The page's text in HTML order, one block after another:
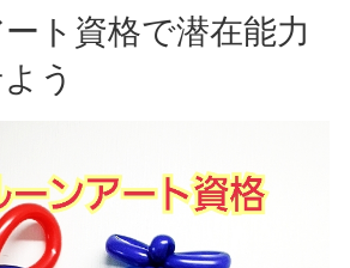
ト資格で潜在能力
う